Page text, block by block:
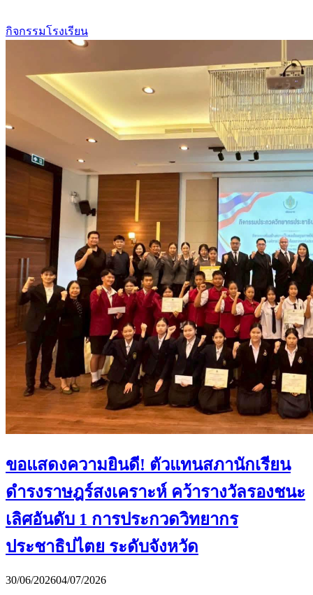
กิจกรรมโรงเรียน
ขอแสดงความยินดี! ตัวแทนสภานักเรียน
ดำรงราษฎร์สงเคราะห์ คว้ารางวัลรองชนะ
เลิศอันดับ 1 การประกวดวิทยากร
ประชาธิปไตย ระดับจังหวัด
30/06/202604/07/2026